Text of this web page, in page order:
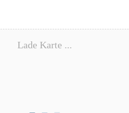
Lade Karte ...